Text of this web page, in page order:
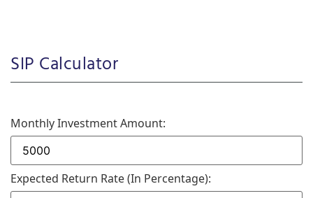
SIP Calculator
Monthly Investment Amount:
Expected Return Rate (in Percentage):